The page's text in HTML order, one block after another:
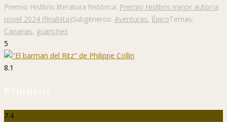
Premio Hislibris literatura histórica: Premio Hislibris mejor autor/a
novel 2024 (finalista)Subgéneros: Aventuras, ÉpicoTemas:
Canarias, guanches
5
8.1
P. Hislibris
7.4